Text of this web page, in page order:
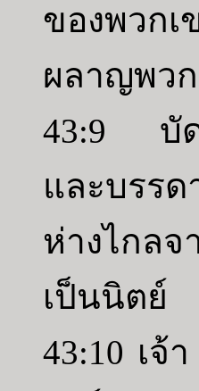
ของพวก
ผลาญพวก
43:9 บัด
และบรร
ห่างไกลจ
เป็นนิตย์
43:10 เจ้